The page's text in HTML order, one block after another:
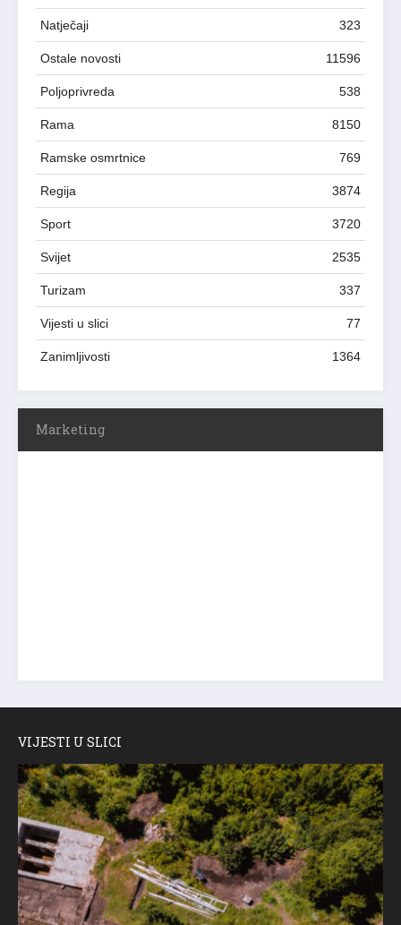
Natječaji 323
Ostale novosti 11596
Poljoprivreda 538
Rama 8150
Ramske osmrtnice 769
Regija 3874
Sport 3720
Svijet 2535
Turizam 337
Vijesti u slici 77
Zanimljivosti 1364
Marketing
VIJESTI U SLICI